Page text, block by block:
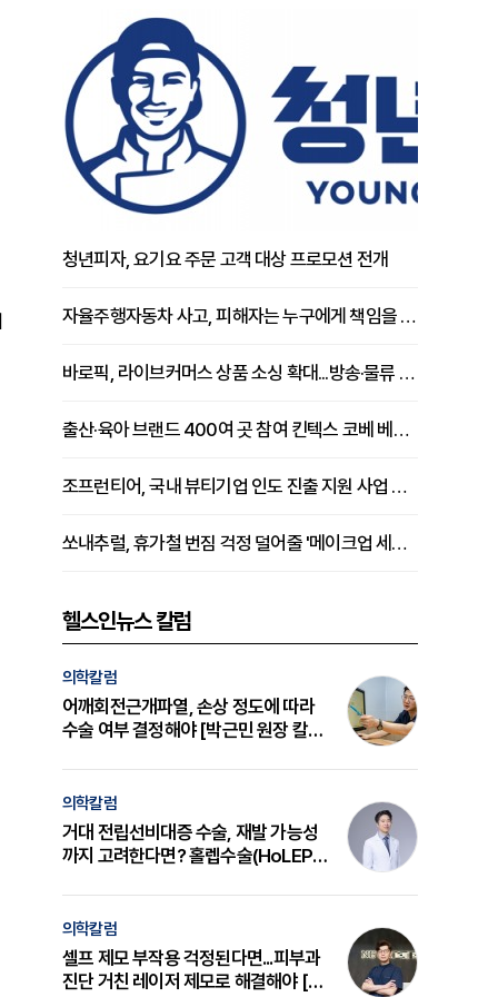
청년피자, 요기요 주문 고객 대상 프로모션 전개
자율주행자동차 사고, 피해자는 누구에게 책임을 물을 수 있을까
바로픽, 라이브커머스 상품 소싱 확대...방송·물류 원스톱 지원 강화
출산·육아 브랜드 400여 곳 참여 킨텍스 코베 베이비페어 개막
조프런티어, 국내 뷰티기업 인도 진출 지원 사업 추진
쏘내추럴, 휴가철 번짐 걱정 덜어줄 '메이크업 세팅 멀티 매직 실러' 제안
헬스인뉴스 칼럼
의학칼럼
어깨회전근개파열, 손상 정도에 따라
수술 여부 결정해야 [박근민 원장 칼
의학칼럼
거대 전립선비대증 수술, 재발 가능성
까지 고려한다면? 홀렙수술(HoLEP)
의학칼럼
셀프 제모 부작용 걱정된다면...피부과
진단 거친 레이저 제모로 해결해야 [변